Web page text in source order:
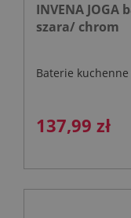
INVENA
szara/ chrom
Baterie kuchenne
137,99 zł